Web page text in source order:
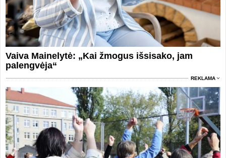
Vaiva Mainelytė: „Kai žmogus išsisako, jam
palengvėja“
REKLAMA